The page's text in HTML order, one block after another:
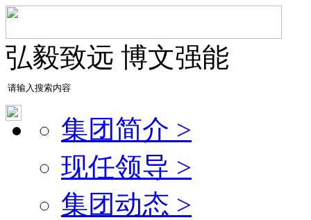
弘毅致远 博文强能
集团简介 >
现任领导 >
集团动态 >